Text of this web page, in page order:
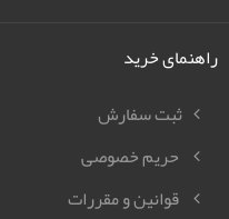
راهنمای خرید
ثبت سفارش
حریم خصوصی
قوانین و مقررات